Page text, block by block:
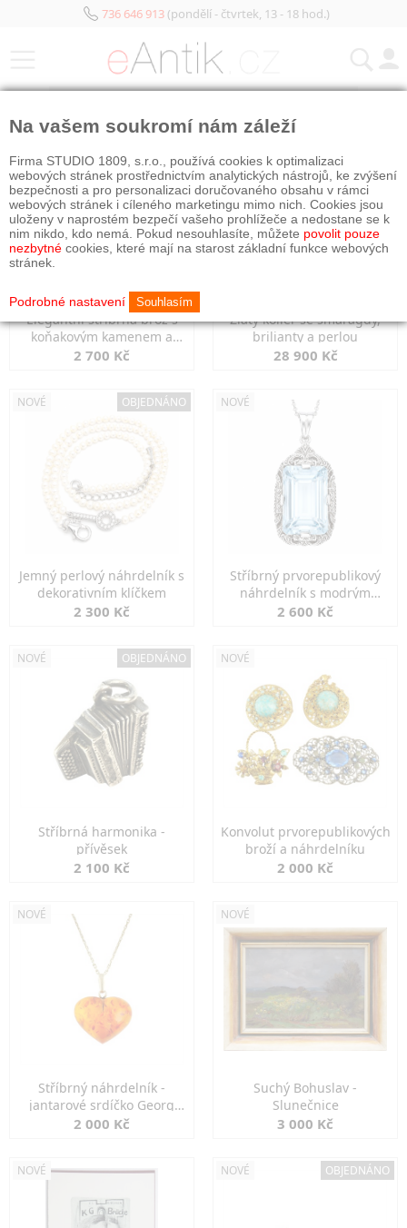
736 646 913(pondělí - čtvrtek, 13 - 18 hod.)
Elegantní stříbrná brož s
koňakovým kamenem a
markazity
2 700 Kč
Zlatý kolier se smaragdy,
brilianty a perlou
28 900 Kč
NOVÉ OBJEDNÁNO
Jemný perlový náhrdelník s
dekorativním klíčkem
2 300 Kč
NOVÉ
Stříbrný prvorepublikový
náhrdelník s modrým
spinelem
2 600 Kč
NOVÉ OBJEDNÁNO
Stříbrná harmonika -
přívěsek
2 100 Kč
NOVÉ
Konvolut prvorepublikových
broží a náhrdelníku
2 000 Kč
NOVÉ
Stříbrný náhrdelník -
jantarové srdíčko Georg
Kramer
2 000 Kč
NOVÉ
Suchý Bohuslav -
Slunečnice
3 000 Kč
NOVÉ NOVÉ OBJEDNÁNO
Na vašem soukromí nám záleží
Firma STUDIO 1809, s.r.o., používá cookies k optimalizaci
webových stránek prostřednictvím analytických nástrojů, ke zvýšení
bezpečnosti a pro personalizaci doručovaného obsahu v rámci
webových stránek i cíleného marketingu mimo nich. Cookies jsou
uloženy v naprostém bezpečí vašeho prohlížeče a nedostane se k
nim nikdo, kdo nemá. Pokud nesouhlasíte, můžete povolit pouze
nezbytné cookies, které mají na starost základní funkce webových
stránek.
Podrobné nastavení Souhlasím